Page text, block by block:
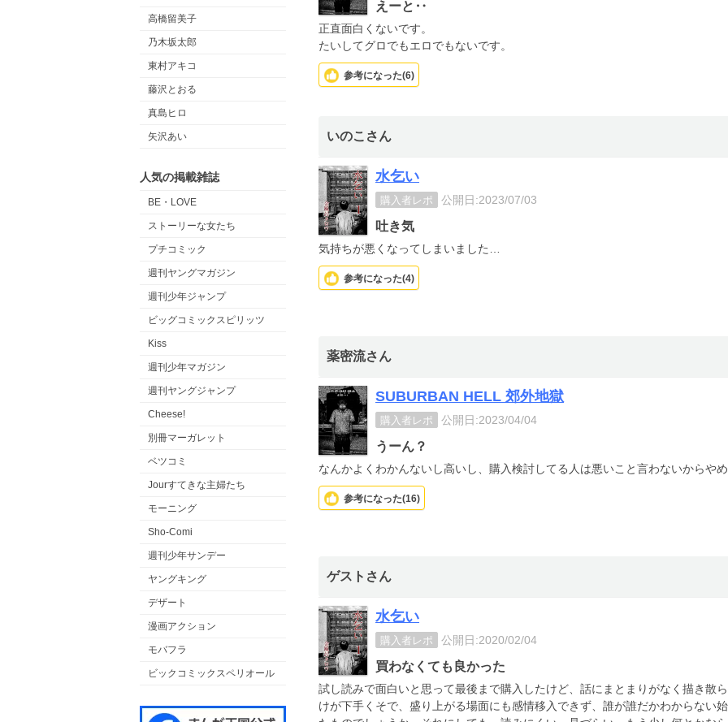
高橋留美子
乃木坂太郎
東村アキコ
藤沢とおる
真島ヒロ
矢沢あい
人気の掲載雑誌
BE・LOVE
ストーリーな女たち
プチコミック
週刊ヤングマガジン
週刊少年ジャンプ
ビッグコミックスピリッツ
Kiss
週刊少年マガジン
週刊ヤングジャンプ
Cheese!
別冊マーガレット
ベツコミ
Jourすてきな主婦たち
モーニング
Sho-Comi
週刊少年サンデー
ヤングキング
デザート
漫画アクション
モバフラ
ビックコミックスペリオール
えーと‥
正直面白くないです。
たいしてグロでもエロでもないです。
参考になった(6)
いのこさん
水乞い
購入者レポ 公開日:2023/07/03
吐き気
気持ちが悪くなってしまいました…
参考になった(4)
薬密流さん
SUBURBAN HELL 郊外地獄
購入者レポ 公開日:2023/04/04
うーん？
なんかよくわかんないし高いし、購入検討してる人は悪いこと言わないからやめ
参考になった(16)
ゲストさん
水乞い
購入者レポ 公開日:2020/02/04
買わなくても良かった
試し読みで面白いと思って最後まで購入したけど、話にまとまりがなく描き散
けが下手くそで、盛り上がる場面にも感情移入できず、誰が誰だかわからない